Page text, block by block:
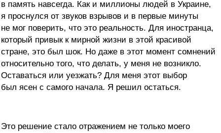
в память навсегда. Как и миллионы людей в Украине,
я проснулся от звуков взрывов и в первые минуты
не мог поверить, что это реальность. Для иностранца,
который привык к мирной жизни в этой красивой
стране, это был шок. Но даже в этот момент сомнений
относительно того, что делать, у меня не возникло.
Оставаться или уезжать? Для меня этот выбор
был ясен с самого начала. Я решил остаться.
Это решение стало отражением не только моего